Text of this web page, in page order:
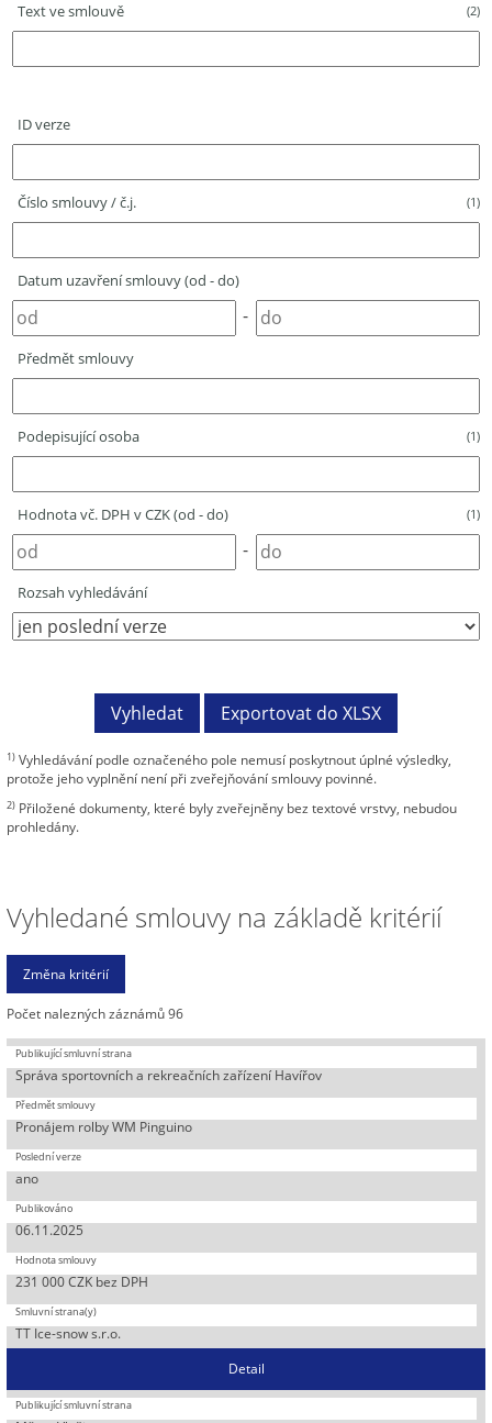
Text ve smlouvě (2)
ID verze
Číslo smlouvy / č.j. (1)
Datum uzavření smlouvy (od - do)
-
Předmět smlouvy
Podepisující osoba (1)
Hodnota vč. DPH v CZK (od - do) (1)
-
Rozsah vyhledávání
1) Vyhledávání podle označeného pole nemusí poskytnout úplné výsledky,
protože jeho vyplnění není při zveřejňování smlouvy povinné.
2) Přiložené dokumenty, které byly zveřejněny bez textové vrstvy, nebudou
prohledány.
Vyhledané smlouvy na základě kritérií
Počet nalezných záznámů 96
Správa sportovních a rekreačních zařízení Havířov
Pronájem rolby WM Pinguino
ano
06.11.2025
231 000 CZK bez DPH
TT Ice-snow s.r.o.
Detail